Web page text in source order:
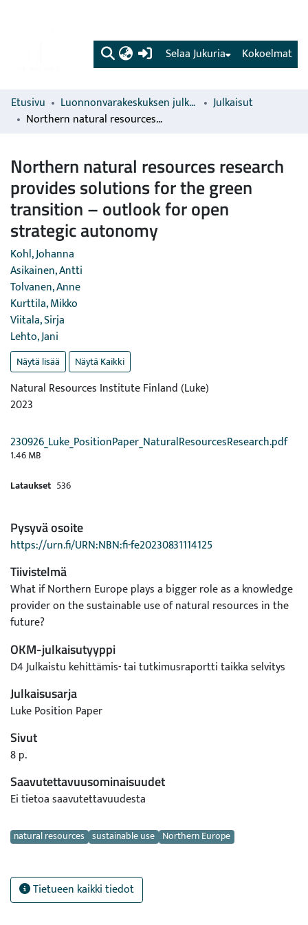
(current) Kokoelmat
Selaa Jukuria
Etusivu Luonnonvarakeskuksen julkaisut
Julkaisut
Northern natural resources research provides solutions for the green transition – outlook for open strategic autonomy
Northern natural resources research
provides solutions for the green
transition – outlook for open
strategic autonomy
Kohl, Johanna
Asikainen, Antti
Tolvanen, Anne
Kurttila, Mikko
Viitala, Sirja
Lehto, Jani
Näytä lisää Näytä Kaikki
Natural Resources Institute Finland (Luke)
2023
230926_Luke_PositionPaper_NaturalResourcesResearch.pdf
1.46 MB
Lataukset 536
Pysyvä osoite
https://urn.fi/URN:NBN:fi-fe20230831114125
Tiivistelmä
What if Northern Europe plays a bigger role as a knowledge
provider on the sustainable use of natural resources in the
future?
OKM-julkaisutyyppi
D4 Julkaistu kehittämis- tai tutkimusraportti taikka selvitys
Julkaisusarja
Luke Position Paper
Sivut
8 p.
Saavutettavuusominaisuudet
Ei tietoa saavutettavuudesta
Avainsanat
natural resources sustainable use Northern Europe
Tietueen kaikki tiedot